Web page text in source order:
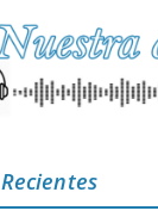
Recientes